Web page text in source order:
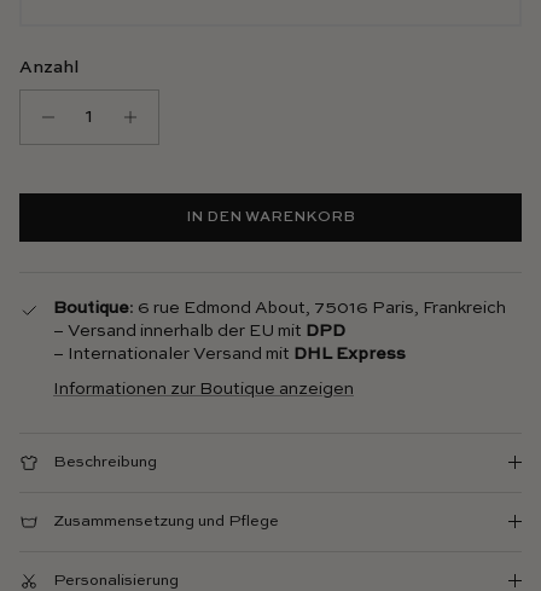
Anzahl
IN DEN WARENKORB
Boutique: 6 rue Edmond About, 75016 Paris, Frankreich
– Versand innerhalb der EU mit DPD
– Internationaler Versand mit DHL Express
Informationen zur Boutique anzeigen
Beschreibung
Zusammensetzung und Pflege
Personalisierung